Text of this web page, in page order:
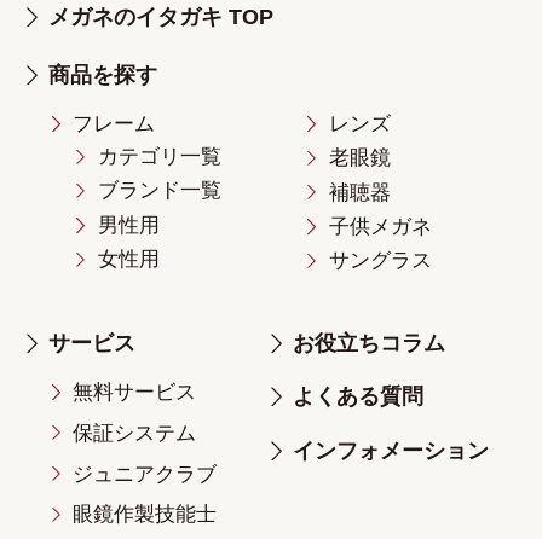
メガネのイタガキ TOP
商品を探す
フレーム
カテゴリ一覧
ブランド一覧
男性用
女性用
レンズ
老眼鏡
補聴器
子供メガネ
サングラス
サービス
無料サービス
保証システム
ジュニアクラブ
眼鏡作製技能士
お役立ちコラム
よくある質問
インフォメーション